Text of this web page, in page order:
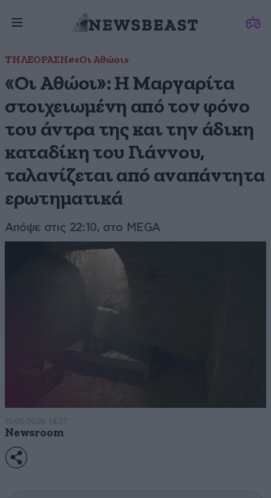
ΤΗΛΕΟΡΑΣΗ#«Οι Αθώοι»
«Οι Αθώοι»: H Μαργαρίτα
στοιχειωμένη από τον φόνο
του άντρα της και την άδικη
καταδίκη του Γιάννου,
ταλανίζεται από αναπάντητα
ερωτηματικά
Απόψε στις 22:10, στο MEGA
15·05·2026 14:37
Newsroom